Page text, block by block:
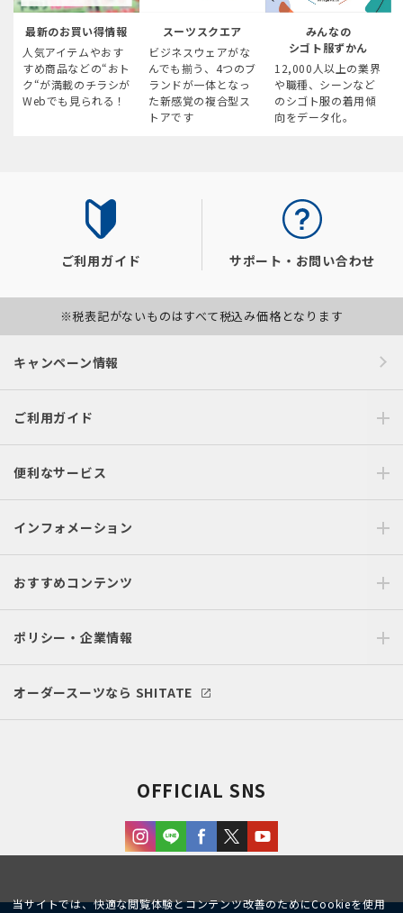
最新のお買い得情報
人気アイテムやおす
すめ商品などの“おト
ク“が満載のチラシが
Webでも見られる！
スーツスクエア
ビジネスウェアがな
んでも揃う、4つのブ
ランドが一体となっ
た新感覚の複合型ス
トアです
みんなの
シゴト服ずかん
12,000人以上の業界
や職種、シーンなど
のシゴト服の着用傾
向をデータ化。
ご利用ガイド サポート・お問い合わせ
※税表記がないものはすべて税込み価格となります
キャンペーン情報
ご利用ガイド
便利なサービス
インフォメーション
おすすめコンテンツ
ポリシー・企業情報
オーダースーツなら SHITATE
OFFICIAL SNS
当サイトでは、快適な閲覧体験とコンテンツ改善のためにCookieを使用